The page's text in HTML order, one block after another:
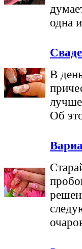
одна
В
лучше
Об